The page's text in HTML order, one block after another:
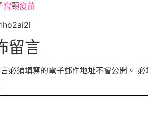
宮頸疫苗
留言
必須填寫的電子郵件地址不會公開。 必